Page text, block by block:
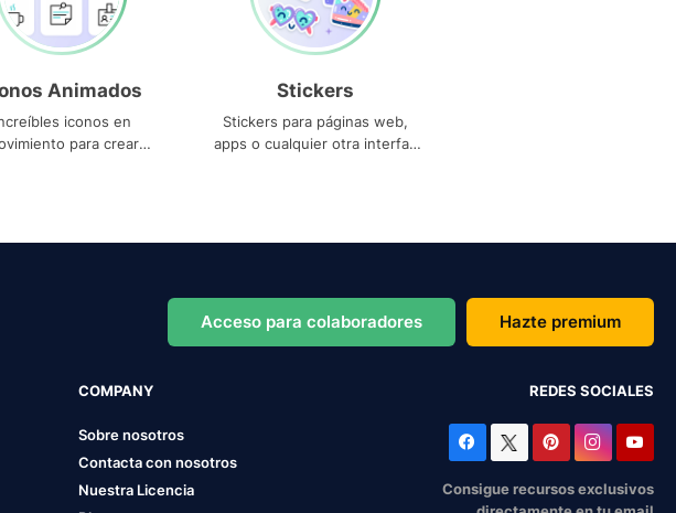
Animados
iconos en
para crear
Stickers
Stickers para páginas web,
apps o cualquier otra interfaz
Acceso para colaboradores Hazte premium
COMPANY
Sobre nosotros
Contacta con nosotros
Nuestra Licencia
REDES SOCIALES
Consigue recursos exclusivos